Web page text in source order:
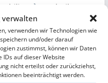
verwalten
verwenden wir Technologien wie
und/oder darauf
zustimmst, können wir Daten
auf dieser Website
nicht erteilst oder zurückziehst,
beeinträchtigt werden.
Technik-
und mehr)
790 Duke, BMW R1200R
aus der Mosel-
Gefallen dir meine
einfach unter mosel-